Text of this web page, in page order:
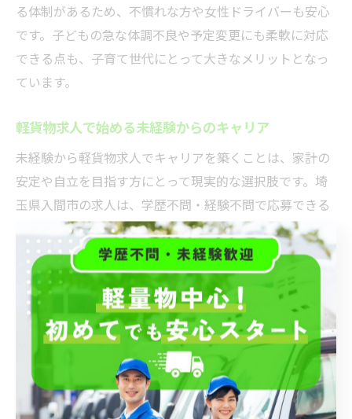
る体制があるため、不慣れな方や女性ドライバーも安心
です。子どもの急な体調不良や予定変更にも柔軟に対応
できる点も、子育て世代にとって大きなメリットとなっ
ています。
軽貨物求人で始める未経験からのキャリア
未経験から軽貨物求人でキャリアを築くことは、家計の
安定や自立を目指す方にとって現実的な選択肢です。埼
玉県入間市の求人は、学歴不問・経験不問で応募できる
ものが多く、特に女性や主婦層からの応募が増えていま
す。
働き方としては、直行直帰や自分の都合に合わせたシフ
ト調整が可能な案件が多いのが特徴。これにより、子ど
もの送り迎えや家事との両立がしやすく、ライフスタイ
ルに合った働き方が実現できます。
また、配達ルートが決まっていることや、軽量物中心の
取り扱いによって体力的な負担も軽減。初めは不安があ